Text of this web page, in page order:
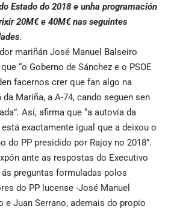
Estado do 2018 e unha programación
20M€ e 40M€ nas seguintes
.
mariñán José Manuel Balseiro
“o Goberno de Sánchez e o PSOE
facernos crer que fan algo na
da Mariña, a A-74, cando seguen sen
Así, afirma que “a autovía da
exactamente igual que a deixou o
do PP presidido por Rajoy no 2018”.
ante as respostas do Executivo
preguntas formuladas polos
do PP lucense -José Manuel
e Juan Serrano, ademais do propio